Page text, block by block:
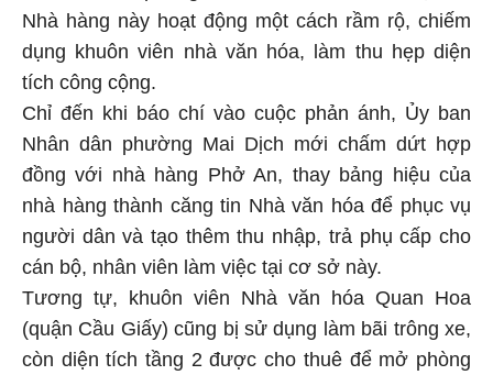
Nhà hàng này hoạt động một cách rầm rộ, chiếm
dụng khuôn viên nhà văn hóa, làm thu hẹp diện
tích công cộng.
Chỉ đến khi báo chí vào cuộc phản ánh, Ủy ban
Nhân dân phường Mai Dịch mới chấm dứt hợp
đồng với nhà hàng Phở An, thay bảng hiệu của
nhà hàng thành căng tin Nhà văn hóa để phục vụ
người dân và tạo thêm thu nhập, trả phụ cấp cho
cán bộ, nhân viên làm việc tại cơ sở này.
Tương tự, khuôn viên Nhà văn hóa Quan Hoa
(quận Cầu Giấy) cũng bị sử dụng làm bãi trông xe,
còn diện tích tầng 2 được cho thuê để mở phòng